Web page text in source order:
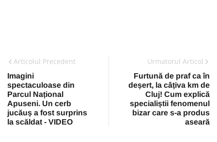
Articolul Precedent
Imagini
spectaculoase din
Parcul Național
Apuseni. Un cerb
jucăuș a fost surprins
la scăldat - VIDEO
Urmatorul Articol
Furtună de praf ca în
deșert, la câțiva km de
Cluj! Cum explică
specialiștii fenomenul
bizar care s-a produs
aseară